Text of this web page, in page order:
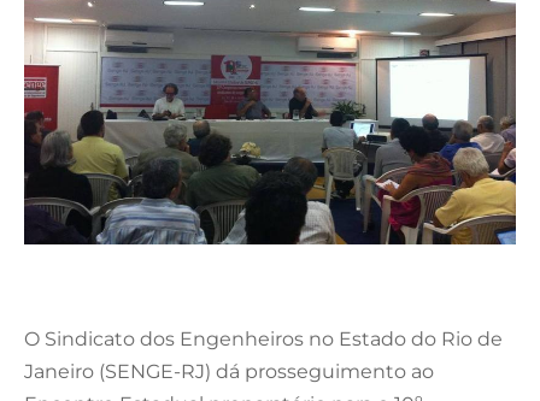
O Sindicato dos Engenheiros no Estado do Rio de
Janeiro (SENGE-RJ) dá prosseguimento ao